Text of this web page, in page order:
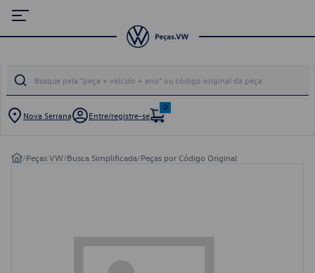
Nova Serrana Entre/registre-se
0
/Peças VW/Busca Simplificada/Peças por Código Original